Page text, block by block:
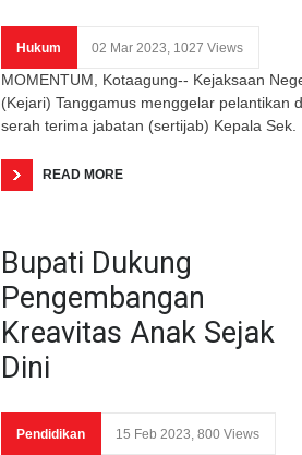
Hukum 02 Mar 2023, 1027 Views
MOMENTUM, Kotaagung-- Kejaksaan
(Kejari) Tanggamus menggelar pelantikan
serah terima jabatan (sertijab) Kepala Sek. .
READ MORE
Bupati Dukung
Pengembangan
Kreavitas Anak Sejak
Dini
Pendidikan 15 Feb 2023, 800 Views